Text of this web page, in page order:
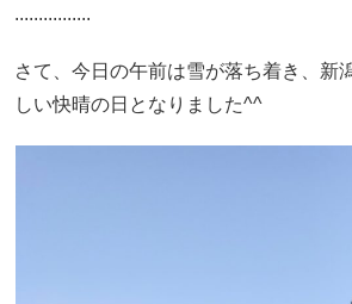
................
さて、今日の午前は雪が落ち着き、新
しい快晴の日となりました^^